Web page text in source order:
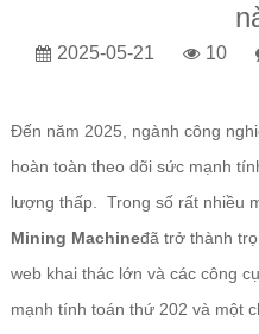
2025-05-21 10
Đến năm 2025, ngành công
hoàn toàn theo dõi sức mạnh
lượng thấp. Trong số rất nhiều
Mining Machineđã trở thành
web khai thác lớn và các công
mạnh tính toán thứ 202 và một